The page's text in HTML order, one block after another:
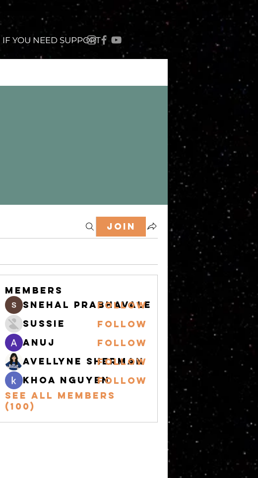
IF YOU NEED SUPPORT
Join
Members
snehal prabhavale
Follow
Sussie
Follow
Anuj
Follow
Avellyne Sherman
Follow
khoa nguyenFollow
See All Members
(100)